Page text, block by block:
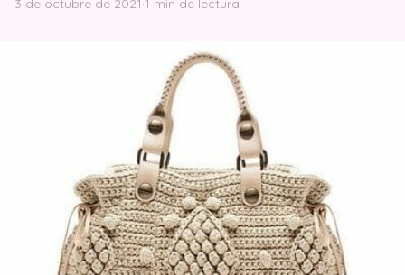
3 de octubre de 2021·1 min de lectura